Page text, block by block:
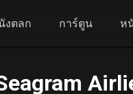
งตลก การ์ตูน ห